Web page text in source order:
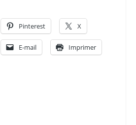
Pinterest X
E-mail Imprimer